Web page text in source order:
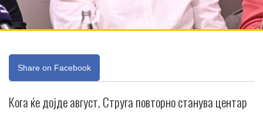
Share on Facebook
Кога ќе дојде август, Струга повторно станува центар